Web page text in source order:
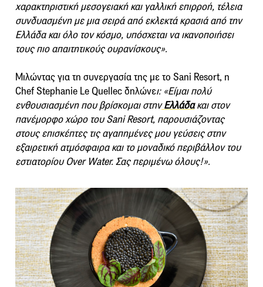
χαρακτηριστική μεσογειακή και γαλλική επιρροή, τέλεια
συνδυασμένη με μια σειρά από εκλεκτά κρασιά από την
Ελλάδα και όλο τον κόσμο, υπόσχεται να ικανοποιήσει
τους πιο απαιτητικούς ουρανίσκους».
Μιλώντας για τη συνεργασία της με το Sani Resort, η
Chef Stephanie Le Quellec δηλώνει: «Είμαι πολύ
ενθουσιασμένη που βρίσκομαι στηνΕλλάδακαι στον
πανέμορφο χώρο του Sani Resort, παρουσιάζοντας
στους επισκέπτες τις αγαπημένες μου γεύσεις στην
εξαιρετική ατμόσφαιρα και το μοναδικό περιβάλλον του
εστιατορίου Over Water. Σας περιμένω όλους!».